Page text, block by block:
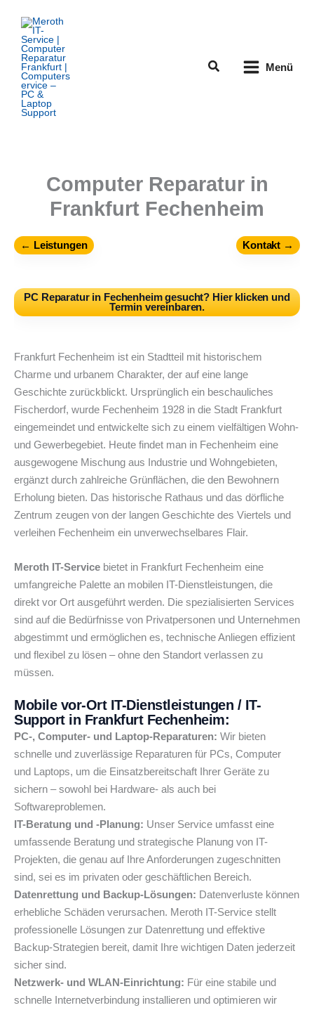
Inhalt
springen
Suchen Menü
Computer Reparatur in
Frankfurt Fechenheim
← Leistungen Kontakt →
PC Reparatur in Fechenheim gesucht? Hier klicken und
Termin vereinbaren.
Frankfurt Fechenheim ist ein Stadtteil mit historischem
Charme und urbanem Charakter, der auf eine lange
Geschichte zurückblickt. Ursprünglich ein beschauliches
Fischerdorf, wurde Fechenheim 1928 in die Stadt Frankfurt
eingemeindet und entwickelte sich zu einem vielfältigen Wohn-
und Gewerbegebiet. Heute findet man in Fechenheim eine
ausgewogene Mischung aus Industrie und Wohngebieten,
ergänzt durch zahlreiche Grünflächen, die den Bewohnern
Erholung bieten. Das historische Rathaus und das dörfliche
Zentrum zeugen von der langen Geschichte des Viertels und
verleihen Fechenheim ein unverwechselbares Flair.
Meroth IT-Service bietet in Frankfurt Fechenheim eine
umfangreiche Palette an mobilen IT-Dienstleistungen, die
direkt vor Ort ausgeführt werden. Die spezialisierten Services
sind auf die Bedürfnisse von Privatpersonen und Unternehmen
abgestimmt und ermöglichen es, technische Anliegen effizient
und flexibel zu lösen – ohne den Standort verlassen zu
müssen.
Mobile vor-Ort IT-Dienstleistungen / IT-
Support in Frankfurt Fechenheim:
PC-, Computer- und Laptop-Reparaturen: Wir bieten
schnelle und zuverlässige Reparaturen für PCs, Computer
und Laptops, um die Einsatzbereitschaft Ihrer Geräte zu
sichern – sowohl bei Hardware- als auch bei
Softwareproblemen.
IT-Beratung und -Planung: Unser Service umfasst eine
umfassende Beratung und strategische Planung von IT-
Projekten, die genau auf Ihre Anforderungen zugeschnitten
sind, sei es im privaten oder geschäftlichen Bereich.
Datenrettung und Backup-Lösungen: Datenverluste können
erhebliche Schäden verursachen. Meroth IT-Service stellt
professionelle Lösungen zur Datenrettung und effektive
Backup-Strategien bereit, damit Ihre wichtigen Daten jederzeit
sicher sind.
Netzwerk- und WLAN-Einrichtung: Für eine stabile und
schnelle Internetverbindung installieren und optimieren wir